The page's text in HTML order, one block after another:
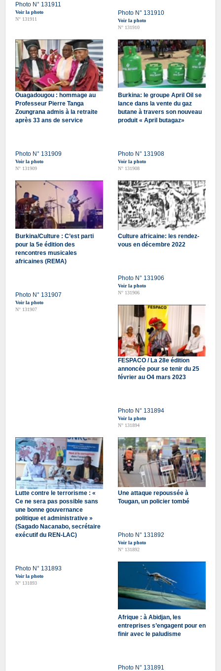
Photo N° 131911
Voir la photo
N° 131911
Photo N° 131910
Voir la photo
N° 131910
Ouagadougou : hommage au
Professeur Pierre Tanga
Zoungrana admis à la retraite
après 33 ans de service
Photo N° 131909
Voir la photo
N° 131909
Burkina: le groupe April Oil se
lance dans la vente du gaz
butane à travers son nouveau
produit « April butagaz»
Photo N° 131908
Voir la photo
N° 131908
Burkina/Culture : C’est parti
pour la 5e édition des
rencontres musicales
africaines (REMA)
Photo N° 131907
Voir la photo
N° 131907
Culture africaine: les rendez-
vous en décembre 2022
Photo N° 131906
Voir la photo
N° 131906
FESPACO / La 28e édition
annoncée pour se tenir du 25
février au O4 mars 2023
Photo N° 131894
Voir la photo
N° 131894
Lutte contre le terrorisme : «
Ce ne sera pas possible sans
une bonne gouvernance
politique et administrative »
(Sagado Nacanabo, secrétaire
exécutif du REN-LAC)
Photo N° 131893
Voir la photo
N° 131893
Une attaque repoussée à
Tougan, un policier tombé
Photo N° 131892
Voir la photo
N° 131892
Afrique : à Abidjan, les
entreprises s’engagent pour en
finir avec le paludisme
Photo N° 131891